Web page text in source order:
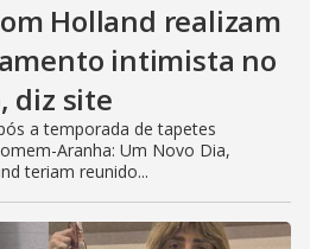
Holland realizam
intimista no
diz site
a temporada de tapetes
Aranha: Um Novo Dia,
teriam reunido...